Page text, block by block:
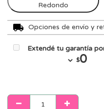
Redondo
Opciones de envío y
Extendé tu garantía
$0